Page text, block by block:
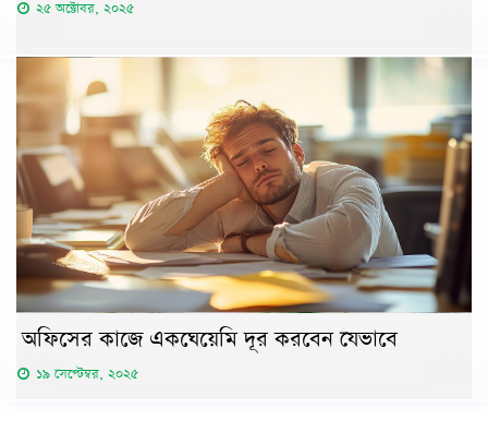
২৫ অক্টোবর, ২০২৫
অফিসের কাজে একঘেয়েমি দূর করবেন যেভাবে
১৯ সেপ্টেম্বর, ২০২৫